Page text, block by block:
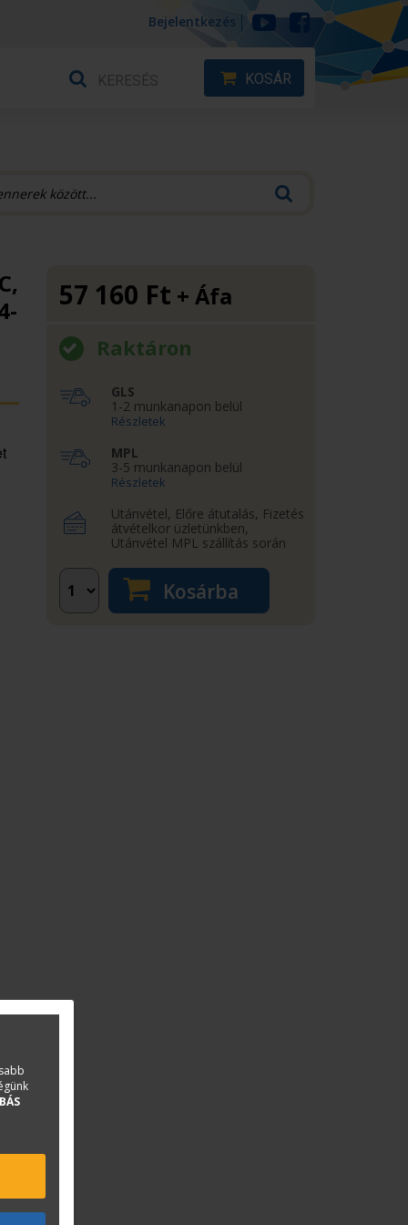
Bejelentkezés
KOSÁR
57 160 Ft + Áfa
Raktáron
GLS
1-2 munkanapon belül
Részletek
MPL
3-5 munkanapon belül
Részletek
Utánvétel, Előre átutalás, Fizetés
átvételkor üzletünkben,
Utánvétel MPL szállítás során
Kosárba